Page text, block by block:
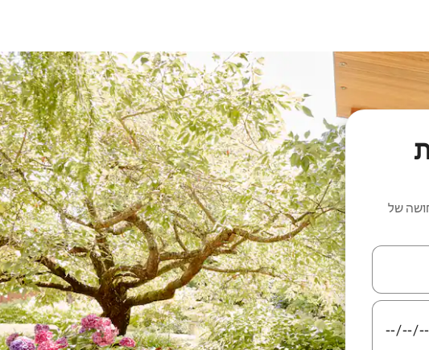
של
למעלה ולמטה או לעיין בעזרת תנועות מגע או החלקה.